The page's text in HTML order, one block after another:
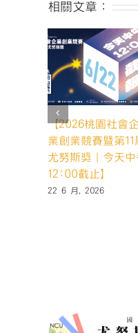
相關文章：
【2026桃園社會企
業創業競賽暨第11
尤努斯獎｜今天中
12:00截止】
22 6 月, 2026